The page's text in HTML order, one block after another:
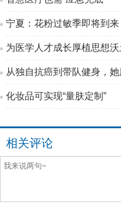
宁夏：花粉过敏季即将到
为医学人才成长厚植思想沃
从独自抗癌到带队健身，
化妆品可实现“量肤定制”
相关评论